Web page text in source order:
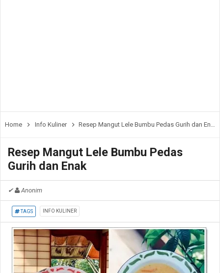
Home Info Kuliner Resep Mangut Lele Bumbu Pedas Gurih dan Enak
Resep Mangut Lele Bumbu Pedas
Gurih dan Enak
✔ Anonim
TAGS INFO KULINER